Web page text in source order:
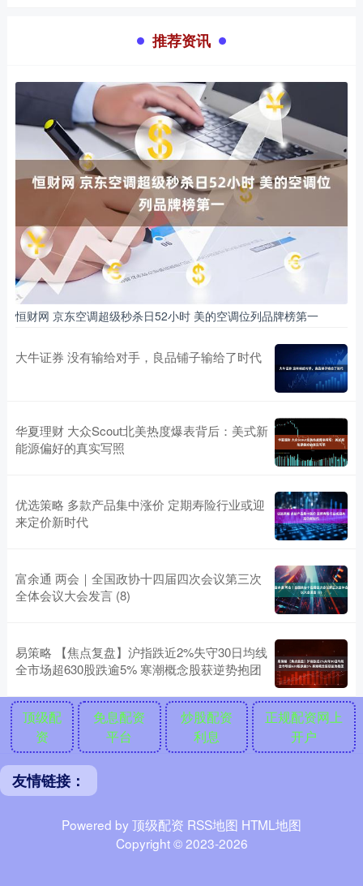
推荐资讯
恒财网 京东空调超级秒杀日52小时 美的空调位列品牌榜第一
大牛证券 没有输给对手，良品铺子输给了时代
华夏理财 大众Scout北美热度爆表背后：美式新
能源偏好的真实写照
优选策略 多款产品集中涨价 定期寿险行业或迎
来定价新时代
富余通 两会｜全国政协十四届四次会议第三次
全体会议大会发言 (8)
易策略 【焦点复盘】沪指跌近2%失守30日均线
全市场超630股跌逾5% 寒潮概念股获逆势抱团
顶级配
资
免息配资
平台
炒股配资
利息
正规配资网上
开户
友情链接：
Powered by 顶级配资 RSS地图 HTML地图
Copyright© 2023-2026